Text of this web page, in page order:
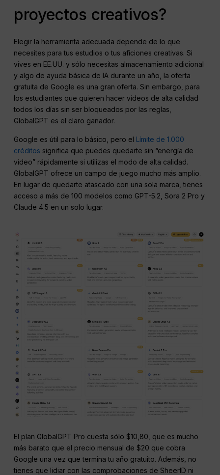
proyectos creativos?
Elegir la herramienta adecuada depende de lo que
necesites para tus estudios o tus aficiones creativas. Si
vives en EE.UU. y sólo necesitas almacenamiento adicional
y algo de ayuda básica de IA durante un año, la oferta
gratuita de Google es una gran oferta. Sin embargo, para
los estudiantes que quieren hacer vídeos de alta calidad
todos los días sin ser bloqueados por las reglas,
GlobalGPT es el claro ganador.
Google es útil para lo básico, pero el Límite de 1.000
créditos significa que puedes quedarte sin “energía de
vídeo” rápidamente si utilizas el modo de alta calidad.
GlobalGPT ofrece un campo de juego mucho más amplio.
En lugar de quedarte atascado con una sola marca, tienes
acceso a más de 100 modelos como GPT-5.2, Sora 2 Pro y
Claude 4.5 en un solo lugar.
El plan GlobalGPT Pro cuesta sólo $10,80, que es mucho
más barato que el precio mensual de $20 que cobra
Google una vez que termina tu año gratuito. Además, no
tienes que lidiar con las comprobaciones de SheerID ni